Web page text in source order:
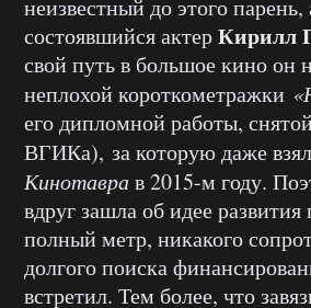
неизвестный до этого парень,
состоявшийся актерКирилл
свой путь в большое кино он
неплохой короткометражки
его дипломной работы,
ВГИКа), за которую даже
Кинотаврав 2015-м году.
вдруг зашла об идее развития
полный метр, никакого
долгого поиска
встретил. Тем более, что